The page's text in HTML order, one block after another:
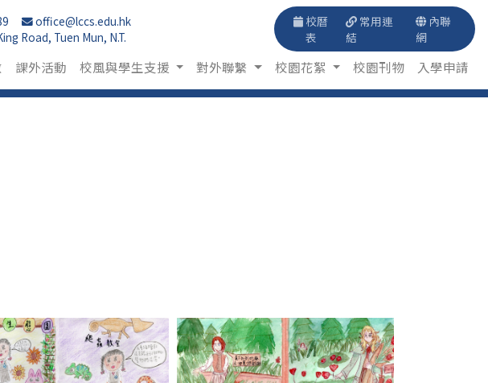
office@lccs.edu.hk
Road, Tuen Mun, N.T.
校曆
表
常用連
結
內聯
網
課外活動 校風與學生支援 對外聯繫 校園花絮 校園刊物 入學申請